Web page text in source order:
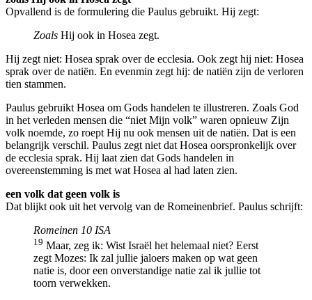
Opvallend is de formulering die Paulus gebruikt. Hij zegt:
Zoals Hij ook in Hosea zegt.
Hij zegt niet: Hosea sprak over de ecclesia. Ook zegt hij niet: Hosea
sprak over de natiën. En evenmin zegt hij: de natiën zijn de verloren
tien stammen.
Paulus gebruikt Hosea om Gods handelen te illustreren. Zoals God
in het verleden mensen die “niet Mijn volk” waren opnieuw Zijn
volk noemde, zo roept Hij nu ook mensen uit de natiën. Dat is een
belangrijk verschil. Paulus zegt niet dat Hosea oorspronkelijk over
de ecclesia sprak. Hij laat zien dat Gods handelen in
overeenstemming is met wat Hosea al had laten zien.
een volk dat geen volk is
Dat blijkt ook uit het vervolg van de Romeinenbrief. Paulus schrijft:
Romeinen 10 ISA
19 Maar, zeg ik: Wist Israël het helemaal niet? Eerst
zegt Mozes: Ik zal jullie jaloers maken op wat geen
natie is, door een onverstandige natie zal ik jullie tot
toorn verwekken.